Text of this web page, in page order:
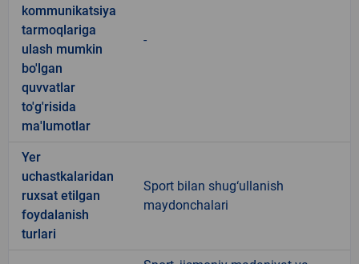
kommunikatsiya
tarmoqlariga
ulash mumkin
bo'lgan
quvvatlar
to'g'risida
ma'lumotlar
-
Yer
uchastkalaridan
ruxsat etilgan
foydalanish
turlari
Sport bilan shug‘ullanish
maydonchalari